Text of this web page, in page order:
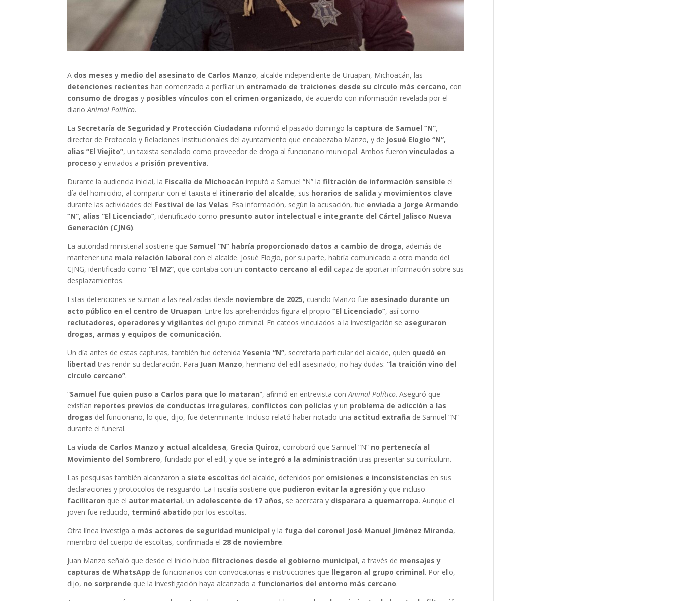
A dos meses y medio del asesinato de Carlos Manzo, alcalde independiente de Uruapan, Michoacán, las
detenciones recientes han comenzado a perfilar un entramado de traiciones desde su círculo más cercano, con
consumo de drogas y posibles vínculos con el crimen organizado, de acuerdo con información revelada por el
diarioAnimal Político.
La Secretaría de Seguridad y Protección Ciudadana informó el pasado domingo la captura de Samuel “N”,
director de Protocolo y Relaciones Institucionales del ayuntamiento que encabezaba Manzo, y de Josué Elogio “N”,
alias “El Viejito”, un taxista señalado como proveedor de droga al funcionario municipal. Ambos fueronvinculados a
proceso y enviados a prisión preventiva.
Durante la audiencia inicial, la Fiscalía de Michoacán imputó a Samuel “N” lafiltración de información sensible el
día del homicidio, al compartir con el taxista el itinerario del alcalde, sus horarios de salida y movimientos clave
durante las actividades del Festival de las Velas. Esa información, según la acusación, fue enviada a Jorge Armando
“N”, alias “El Licenciado”, identificado como presunto autor intelectual e integrante del Cártel Jalisco Nueva
Generación (CJNG).
La autoridad ministerial sostiene que Samuel “N” habría proporcionado datos a cambio de droga, además de
mantener una mala relación laboral con el alcalde. Josué Elogio, por su parte, habría comunicado a otro mando del
CJNG, identificado como“El M2”, que contaba con un contacto cercano al edil capaz de aportar información sobre sus
desplazamientos.
Estas detenciones se suman a las realizadas desde noviembre de 2025, cuando Manzo fue asesinado durante un
acto público en el centro de Uruapan. Entre los aprehendidos figura el propio“El Licenciado”, así como
reclutadores, operadores y vigilantes del grupo criminal. En cateos vinculados a la investigación se aseguraron
drogas, armas y equipos de comunicación.
Un día antes de estas capturas, también fue detenidaYesenia “N”, secretaria particular del alcalde, quien quedó en
libertad tras rendir su declaración. Para Juan Manzo, hermano del edil asesinado, no hay dudas:“la traición vino del
círculo cercano”.
“Samuel fue quien puso a Carlos para que lo mataran”, afirmó en entrevista conAnimal Político. Aseguró que
existían reportes previos de conductas irregulares, conflictos con policías y un problema de adicción a las
drogas del funcionario, lo que, dijo, fue determinante. Incluso relató haber notado una actitud extraña de Samuel “N”
durante el funeral.
Laviuda de Carlos Manzo y actual alcaldesa, Grecia Quiroz, corroboró que Samuel “N” no pertenecía al
Movimiento del Sombrero, fundado por el edil, y que se integró a la administración tras presentar su currículum.
Las pesquisas también alcanzaron a siete escoltas del alcalde, detenidos por omisiones e inconsistencias en sus
declaraciones y protocolos de resguardo. La Fiscalía sostiene que pudieron evitar la agresión y que incluso
facilitaron que el autor material, un adolescente de 17 años, se acercara y disparara a quemarropa. Aunque el
joven fue reducido, terminó abatido por los escoltas.
Otra línea investiga a más actores de seguridad municipal y la fuga del coronel José Manuel Jiménez Miranda,
miembro del cuerpo de escoltas, confirmada el 28 de noviembre.
Juan Manzo señaló que desde el inicio hubofiltraciones desde el gobierno municipal, a través de mensajes y
capturas de WhatsApp de funcionarios con convocatorias e instrucciones que llegaron al grupo criminal. Por ello,
dijo, no sorprende que la investigación haya alcanzado a funcionarios del entorno más cercano.